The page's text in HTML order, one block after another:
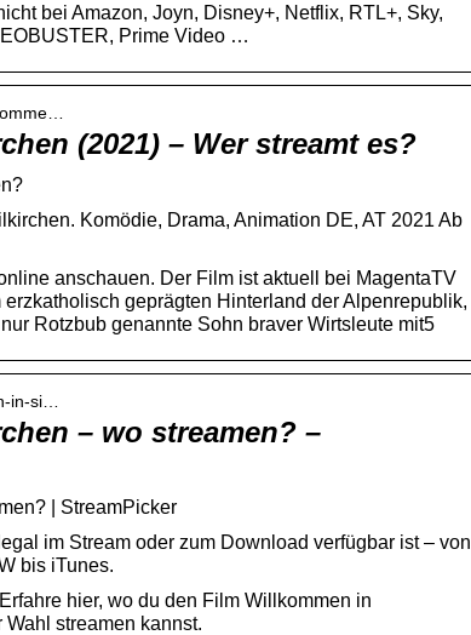
bei Amazon, Joyn, Disney+, Netflix, RTL+, Sky,
Prime Video …
(2021) – Wer streamt es?
Komödie, Drama, Animation DE, AT 2021 Ab
anschauen. Der Film ist aktuell bei MagentaTV
geprägten Hinterland der Alpenrepublik,
Rotzbub genannte Sohn braver Wirtsleute mit5
in-si…
– wo streamen? –
| StreamPicker
im Stream oder zum Download verfügbar ist – von
bis iTunes.
hier, wo du den Film Willkommen in
streamen kannst.